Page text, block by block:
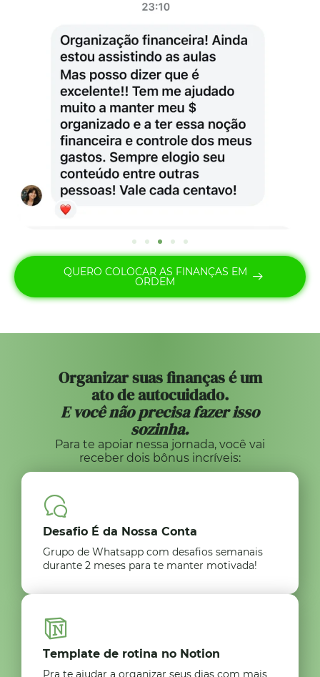
QUERO COLOCAR AS FINANÇAS EM
ORDEM
Organizar suas finanças é um
ato de autocuidado.
E você não precisa fazer isso
sozinha.
Para te apoiar nessa jornada, você vai
receber dois bônus incríveis:
Desafio É da Nossa Conta
Grupo de Whatsapp com desafios semanais
durante 2 meses para te manter motivada!
Template de rotina no Notion
Pra te ajudar a organizar seus dias com mais